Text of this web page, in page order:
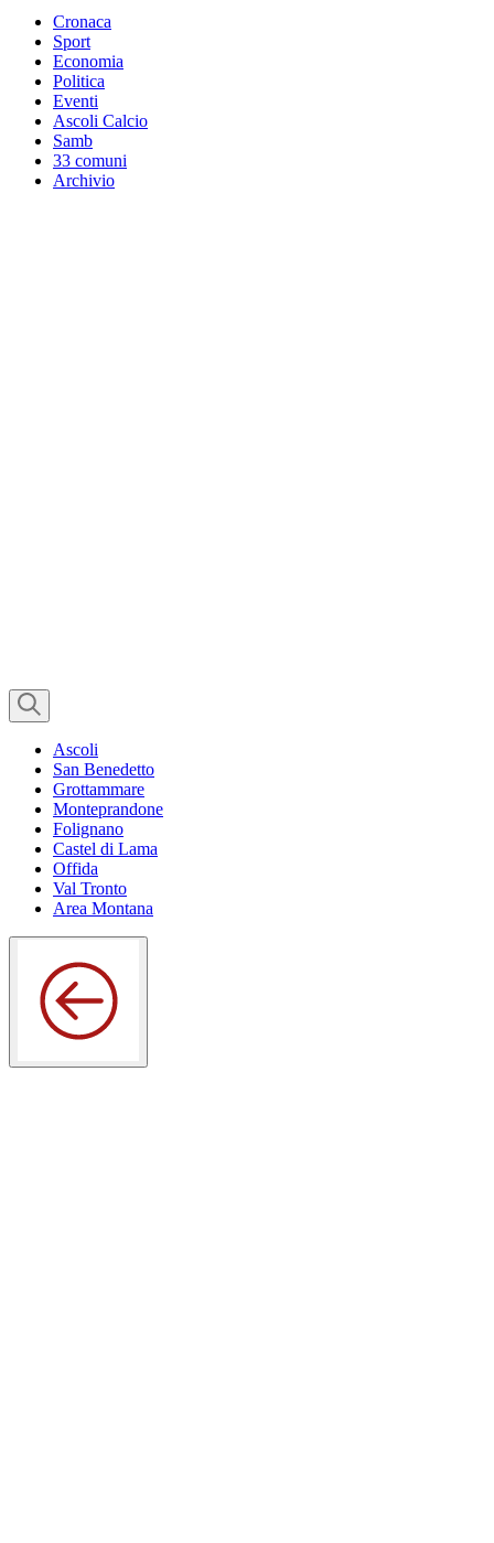
Cronaca
Sport
Economia
Politica
Eventi
Ascoli Calcio
Samb
33 comuni
Archivio
Ascoli
San Benedetto
Grottammare
Monteprandone
Folignano
Castel di Lama
Offida
Val Tronto
Area Montana